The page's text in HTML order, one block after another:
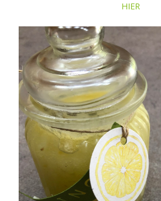
HIER